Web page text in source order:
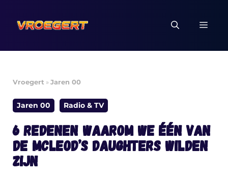
naar
inhoud
Vroegert »Jaren 00
Jaren 00 Radio & TV
6 redenen waarom we één van
de McLeod’s Daughters wilden
zijn